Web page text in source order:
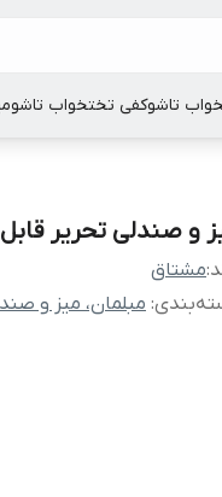
تاشوکفی تختخواب تاشو
و صندلی تحریر
مشتاق
: مبلمان، میز و